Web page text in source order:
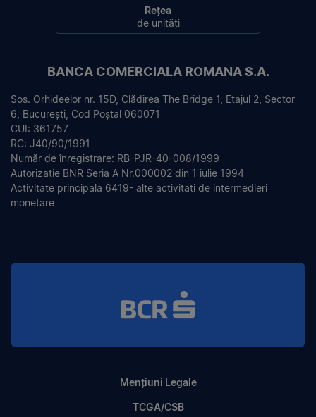
Rețea
de unități
BANCA COMERCIALA ROMANA S.A.
Sos. Orhideelor nr. 15D, Clădirea The Bridge 1, Etajul 2, Sector
6, București, Cod Poștal 060071
CUI: 361757
RC: J40/90/1991
Număr de înregistrare: RB-PJR-40-008/1999
Autorizatie BNR Seria A Nr.000002 din 1 iulie 1994
Activitate principala 6419- alte activitati de intermedieri
monetare
Mențiuni Legale
TCGA/CSB